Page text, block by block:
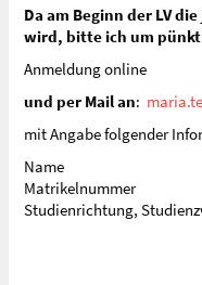
Da am Beginn der LV
wird, bitte ich um
Anmeldung online
und per Mail an:
mit Angabe folgender
Name
Matrikelnummer
Studienrichtung,